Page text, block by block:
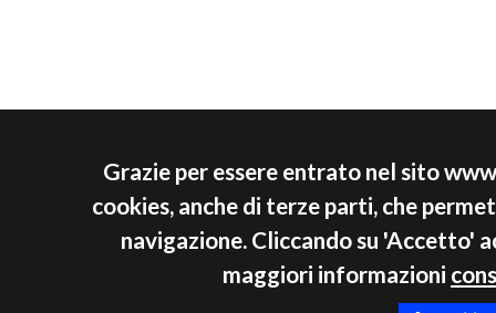
Grazie per essere entrato nel sito
cookies, anche di terze parti, che
navigazione. Cliccando su 'Accetto'
maggiori informazioni